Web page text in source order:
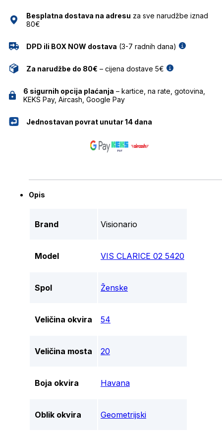
Besplatna dostava na adresu za sve narudžbe iznad
80€
DPD ili BOX NOW dostava (3-7 radnih dana)
Za narudžbe do 80€ – cijena dostave 5€
6 sigurnih opcija plaćanja – kartice, na rate, gotovina,
KEKS Pay, Aircash, Google Pay
Jednostavan povrat unutar 14 dana
Opis
Brand Visionario
Model VIS CLARICE 02 5420
Spol Ženske
Veličina okvira 54
Veličina mosta 20
Boja okvira Havana
Oblik okvira Geometrijski